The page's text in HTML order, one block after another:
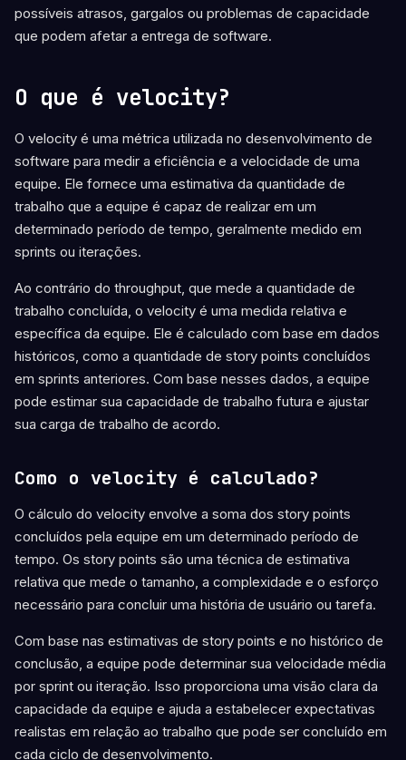
possíveis atrasos, gargalos ou problemas de capacidade
que podem afetar a entrega de software.
O que é velocity?
O velocity é uma métrica utilizada no desenvolvimento de
software para medir a eficiência e a velocidade de uma
equipe. Ele fornece uma estimativa da quantidade de
trabalho que a equipe é capaz de realizar em um
determinado período de tempo, geralmente medido em
sprints ou iterações.
Ao contrário do throughput, que mede a quantidade de
trabalho concluída, o velocity é uma medida relativa e
específica da equipe. Ele é calculado com base em dados
históricos, como a quantidade de story points concluídos
em sprints anteriores. Com base nesses dados, a equipe
pode estimar sua capacidade de trabalho futura e ajustar
sua carga de trabalho de acordo.
Como o velocity é calculado?
O cálculo do velocity envolve a soma dos story points
concluídos pela equipe em um determinado período de
tempo. Os story points são uma técnica de estimativa
relativa que mede o tamanho, a complexidade e o esforço
necessário para concluir uma história de usuário ou tarefa.
Com base nas estimativas de story points e no histórico de
conclusão, a equipe pode determinar sua velocidade média
por sprint ou iteração. Isso proporciona uma visão clara da
capacidade da equipe e ajuda a estabelecer expectativas
realistas em relação ao trabalho que pode ser concluído em
cada ciclo de desenvolvimento.